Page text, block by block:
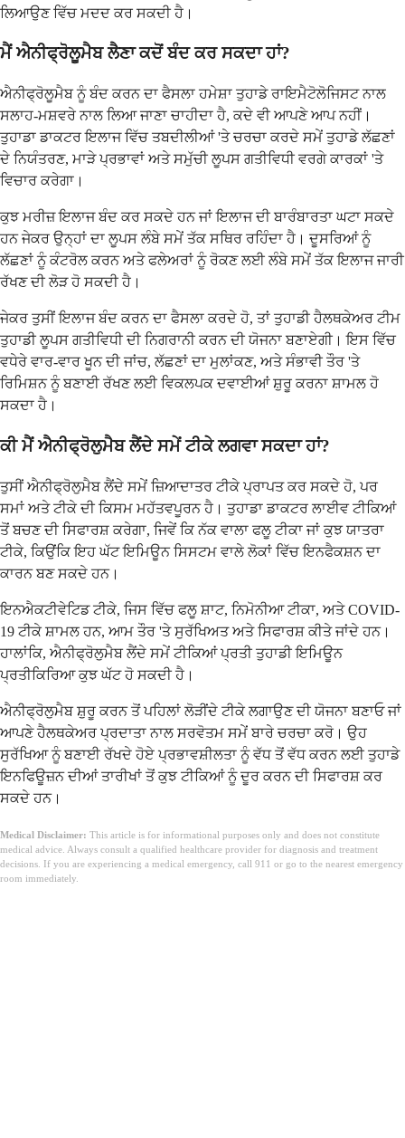
ਲਿਆਉਣ ਵਿੱਚ ਮਦਦ ਕਰ ਸਕਦੀ ਹੈ।
ਮੈਂ ਐਨੀਫ੍ਰੋਲੂਮੈਬ ਲੈਣਾ ਕਦੋਂ ਬੰਦ ਕਰ ਸਕਦਾ ਹਾਂ?
ਐਨੀਫ੍ਰੋਲੂਮੈਬ ਨੂੰ ਬੰਦ ਕਰਨ ਦਾ ਫੈਸਲਾ ਹਮੇਸ਼ਾ ਤੁਹਾਡੇ ਰਾਇਮੈਟੋਲੋਜਿਸਟ ਨਾਲ
ਸਲਾਹ-ਮਸ਼ਵਰੇ ਨਾਲ ਲਿਆ ਜਾਣਾ ਚਾਹੀਦਾ ਹੈ, ਕਦੇ ਵੀ ਆਪਣੇ ਆਪ ਨਹੀਂ।
ਤੁਹਾਡਾ ਡਾਕਟਰ ਇਲਾਜ ਵਿੱਚ ਤਬਦੀਲੀਆਂ 'ਤੇ ਚਰਚਾ ਕਰਦੇ ਸਮੇਂ ਤੁਹਾਡੇ ਲੱਛਣਾਂ
ਦੇ ਨਿਯੰਤਰਣ, ਮਾੜੇ ਪ੍ਰਭਾਵਾਂ ਅਤੇ ਸਮੁੱਚੀ ਲੂਪਸ ਗਤੀਵਿਧੀ ਵਰਗੇ ਕਾਰਕਾਂ 'ਤੇ
ਵਿਚਾਰ ਕਰੇਗਾ।
ਕੁਝ ਮਰੀਜ਼ ਇਲਾਜ ਬੰਦ ਕਰ ਸਕਦੇ ਹਨ ਜਾਂ ਇਲਾਜ ਦੀ ਬਾਰੰਬਾਰਤਾ ਘਟਾ ਸਕਦੇ
ਹਨ ਜੇਕਰ ਉਨ੍ਹਾਂ ਦਾ ਲੂਪਸ ਲੰਬੇ ਸਮੇਂ ਤੱਕ ਸਥਿਰ ਰਹਿੰਦਾ ਹੈ। ਦੂਸਰਿਆਂ ਨੂੰ
ਲੱਛਣਾਂ ਨੂੰ ਕੰਟਰੋਲ ਕਰਨ ਅਤੇ ਫਲੇਅਰਾਂ ਨੂੰ ਰੋਕਣ ਲਈ ਲੰਬੇ ਸਮੇਂ ਤੱਕ ਇਲਾਜ ਜਾਰੀ
ਰੱਖਣ ਦੀ ਲੋੜ ਹੋ ਸਕਦੀ ਹੈ।
ਜੇਕਰ ਤੁਸੀਂ ਇਲਾਜ ਬੰਦ ਕਰਨ ਦਾ ਫੈਸਲਾ ਕਰਦੇ ਹੋ, ਤਾਂ ਤੁਹਾਡੀ ਹੈਲਥਕੇਅਰ ਟੀਮ
ਤੁਹਾਡੀ ਲੂਪਸ ਗਤੀਵਿਧੀ ਦੀ ਨਿਗਰਾਨੀ ਕਰਨ ਦੀ ਯੋਜਨਾ ਬਣਾਏਗੀ। ਇਸ ਵਿੱਚ
ਵਧੇਰੇ ਵਾਰ-ਵਾਰ ਖੂਨ ਦੀ ਜਾਂਚ, ਲੱਛਣਾਂ ਦਾ ਮੁਲਾਂਕਣ, ਅਤੇ ਸੰਭਾਵੀ ਤੌਰ 'ਤੇ
ਰਿਮਿਸ਼ਨ ਨੂੰ ਬਣਾਈ ਰੱਖਣ ਲਈ ਵਿਕਲਪਕ ਦਵਾਈਆਂ ਸ਼ੁਰੂ ਕਰਨਾ ਸ਼ਾਮਲ ਹੋ
ਸਕਦਾ ਹੈ।
ਕੀ ਮੈਂ ਐਨੀਫ੍ਰੋਲੁਮੈਬ ਲੈਂਦੇ ਸਮੇਂ ਟੀਕੇ ਲਗਵਾ ਸਕਦਾ ਹਾਂ?
ਤੁਸੀਂ ਐਨੀਫ੍ਰੋਲੁਮੈਬ ਲੈਂਦੇ ਸਮੇਂ ਜ਼ਿਆਦਾਤਰ ਟੀਕੇ ਪ੍ਰਾਪਤ ਕਰ ਸਕਦੇ ਹੋ, ਪਰ
ਸਮਾਂ ਅਤੇ ਟੀਕੇ ਦੀ ਕਿਸਮ ਮਹੱਤਵਪੂਰਨ ਹੈ। ਤੁਹਾਡਾ ਡਾਕਟਰ ਲਾਈਵ ਟੀਕਿਆਂ
ਤੋਂ ਬਚਣ ਦੀ ਸਿਫਾਰਸ਼ ਕਰੇਗਾ, ਜਿਵੇਂ ਕਿ ਨੱਕ ਵਾਲਾ ਫਲੂ ਟੀਕਾ ਜਾਂ ਕੁਝ ਯਾਤਰਾ
ਟੀਕੇ, ਕਿਉਂਕਿ ਇਹ ਘੱਟ ਇਮਿਊਨ ਸਿਸਟਮ ਵਾਲੇ ਲੋਕਾਂ ਵਿੱਚ ਇਨਫੈਕਸ਼ਨ ਦਾ
ਕਾਰਨ ਬਣ ਸਕਦੇ ਹਨ।
ਇਨਐਕਟੀਵੇਟਿਡ ਟੀਕੇ, ਜਿਸ ਵਿੱਚ ਫਲੂ ਸ਼ਾਟ, ਨਿਮੋਨੀਆ ਟੀਕਾ, ਅਤੇ COVID-
19 ਟੀਕੇ ਸ਼ਾਮਲ ਹਨ, ਆਮ ਤੌਰ 'ਤੇ ਸੁਰੱਖਿਅਤ ਅਤੇ ਸਿਫਾਰਸ਼ ਕੀਤੇ ਜਾਂਦੇ ਹਨ।
ਹਾਲਾਂਕਿ, ਐਨੀਫ੍ਰੋਲੁਮੈਬ ਲੈਂਦੇ ਸਮੇਂ ਟੀਕਿਆਂ ਪ੍ਰਤੀ ਤੁਹਾਡੀ ਇਮਿਊਨ
ਪ੍ਰਤੀਕਿਰਿਆ ਕੁਝ ਘੱਟ ਹੋ ਸਕਦੀ ਹੈ।
ਐਨੀਫ੍ਰੋਲੁਮੈਬ ਸ਼ੁਰੂ ਕਰਨ ਤੋਂ ਪਹਿਲਾਂ ਲੋੜੀਂਦੇ ਟੀਕੇ ਲਗਾਉਣ ਦੀ ਯੋਜਨਾ ਬਣਾਓ ਜਾਂ
ਆਪਣੇ ਹੈਲਥਕੇਅਰ ਪ੍ਰਦਾਤਾ ਨਾਲ ਸਰਵੋਤਮ ਸਮੇਂ ਬਾਰੇ ਚਰਚਾ ਕਰੋ। ਉਹ
ਸੁਰੱਖਿਆ ਨੂੰ ਬਣਾਈ ਰੱਖਦੇ ਹੋਏ ਪ੍ਰਭਾਵਸ਼ੀਲਤਾ ਨੂੰ ਵੱਧ ਤੋਂ ਵੱਧ ਕਰਨ ਲਈ ਤੁਹਾਡੇ
ਇਨਫਿਊਜ਼ਨ ਦੀਆਂ ਤਾਰੀਖਾਂ ਤੋਂ ਕੁਝ ਟੀਕਿਆਂ ਨੂੰ ਦੂਰ ਕਰਨ ਦੀ ਸਿਫਾਰਸ਼ ਕਰ
ਸਕਦੇ ਹਨ।
Medical Disclaimer: This article is for informational purposes only and does not constitute
medical advice. Always consult a qualified healthcare provider for diagnosis and treatment
decisions. If you are experiencing a medical emergency, call 911 or go to the nearest emergency
room immediately.